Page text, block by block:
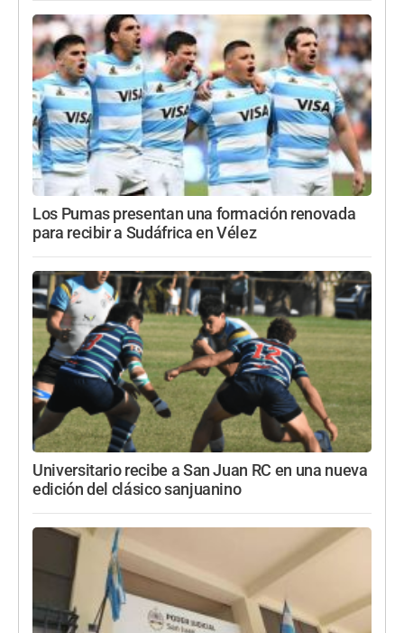
Los Pumas presentan una formación renovada
para recibir a Sudáfrica en Vélez
Universitario recibe a San Juan RC en una nueva
edición del clásico sanjuanino